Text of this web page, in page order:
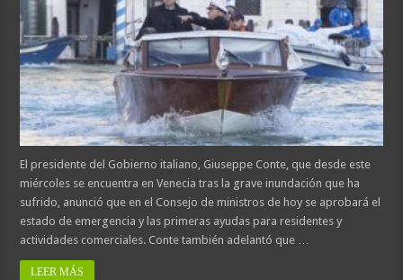
El presidente del Gobierno italiano, Giuseppe Conte, que desde este
miércoles se encuentra en Venecia tras la grave inundación que ha
sufrido, anunció que en el Consejo de ministros de hoy se aprobará el
estado de emergencia y las primeras ayudas para residentes y
actividades comerciales. Conte también adelantó que …
LEER MÁS